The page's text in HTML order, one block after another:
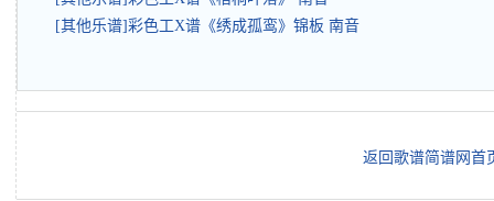
[其他乐谱]彩色工X谱《绣成孤鸾》锦板 南音
返回歌谱简谱网首